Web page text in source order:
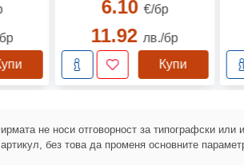
6.10€/бр
11.92 лв./бр
Купи
не носи отговорност за типографски или
без това да променя основните